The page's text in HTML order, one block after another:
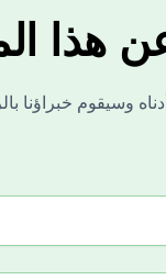
هذا
وسيقوم خبراؤنا